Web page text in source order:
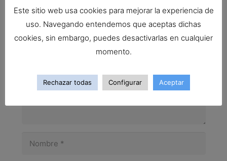
Tu dirección de correo electrónico no será
publicada. Los campos obligatorios están marcados
con*
Este sitio web usa cookies para mejorar la experiencia de
uso. Navegando entendemos que aceptas dichas
cookies, sin embargo, puedes desactivarlas en cualquier
momento.
Rechazar todas Configurar Aceptar